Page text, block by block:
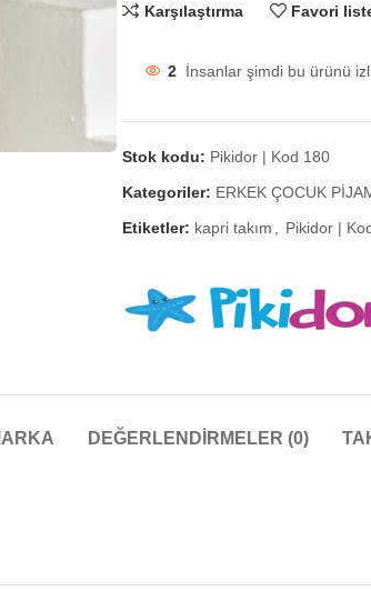
Karşılaştırma Favori
2 İnsanlar şimdi bu ürünü
Stok kodu: Pikidor | Kod 180
Kategoriler: ERKEK ÇOCUK
Etiketler: kapri takım Pikidor |
DEĞERLENDIRMELER (0)